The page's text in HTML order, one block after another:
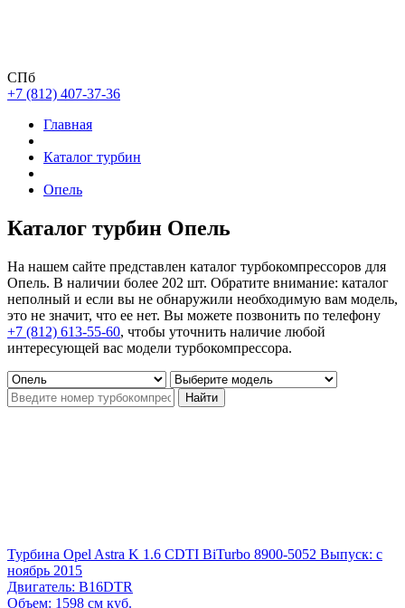
СПб
+7 (812) 407-37-36
Главная
Каталог турбин
Опель
Каталог турбин Опель
На нашем сайте представлен каталог турбокомпрессоров для
Опель. В наличии более 202 шт. Обратите внимание: каталог
неполный и если вы не обнаружили необходимую вам модель,
это не значит, что ее нет. Вы можете позвонить по телефону
+7 (812) 613-55-60, чтобы уточнить наличие любой
интересующей вас модели турбокомпрессора.
Турбина Opel Astra K 1.6 CDTI BiTurbo 8900-5052 Выпуск: с
ноябрь 2015
Двигатель: B16DTR
Объем: 1598 см куб.